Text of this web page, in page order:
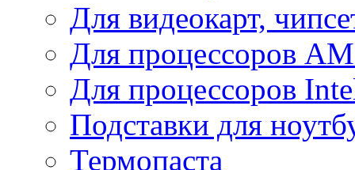
Для видеокарт,
Для процессоров
Для процессоров
Подставки для
Термопаста